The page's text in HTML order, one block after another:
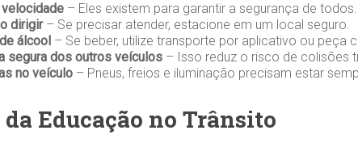
– Eles existem para garantir a segurança de todos.
dirigir– Se precisar atender, estacione em um local seguro.
álcool – Se beber, utilize transporte por aplicativo ou peça
segura dos outros veículos – Isso reduz o risco de colisões
no veículo – Pneus, freios e iluminação precisam estar
Educação no Trânsito